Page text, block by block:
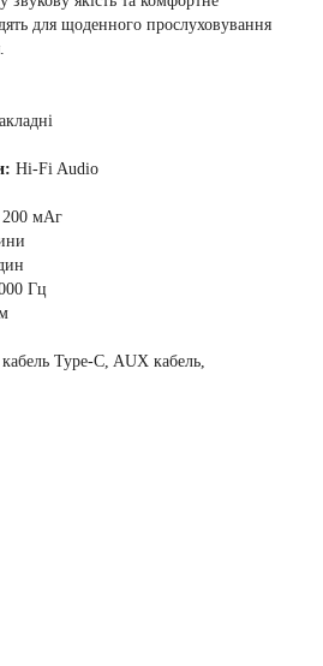
для щоденного прослуховування
Hi-Fi Audio
200 мАг
Гц
Type-C, AUX кабель,